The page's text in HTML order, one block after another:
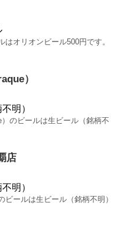
はオリオンビール500円です。
）
明）
のビールは生ビール（銘柄不
店
明）
ビールは生ビール（銘柄不明）